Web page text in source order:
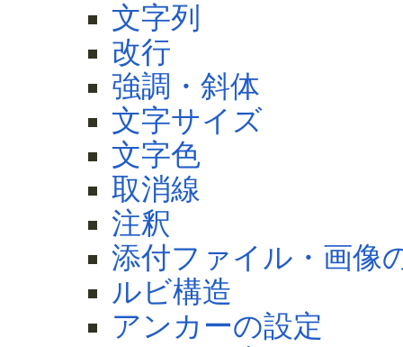
文字列
改行
強調・斜体
文字サイズ
文字色
取消線
注釈
添付ファイル・画像
ルビ構造
アンカーの設定